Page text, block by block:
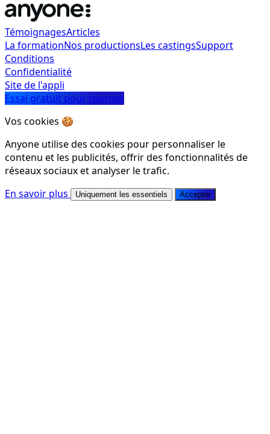
TémoignagesArticles
La formationNos productionsLes castingsSupport
Conditions
Confidentialité
Site de l'appli
Essai gratuit pour tourner
Vos cookies 🍪
Anyone utilise des cookies pour personnaliser le
contenu et les publicités, offrir des fonctionnalités de
réseaux sociaux et analyser le trafic.
En savoir plus
Uniquement les essentiels Accepter